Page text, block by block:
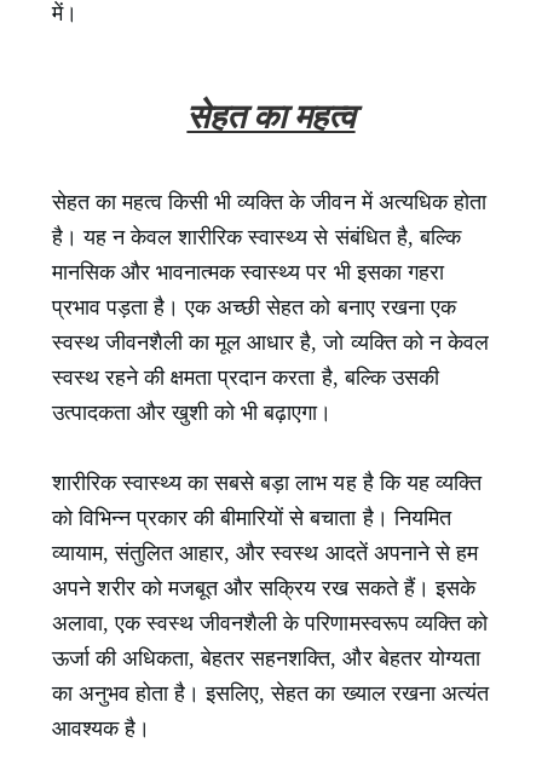
में।
सेहत का महत्व
सेहत का महत्व किसी भी व्यक्ति के जीवन में अत्यधिक होता
है। यह न केवल शारीरिक स्वास्थ्य से संबंधित है, बल्कि
मानसिक और भावनात्मक स्वास्थ्य पर भी इसका गहरा
प्रभाव पड़ता है। एक अच्छी सेहत को बनाए रखना एक
स्वस्थ जीवनशैली का मूल आधार है, जो व्यक्ति को न केवल
स्वस्थ रहने की क्षमता प्रदान करता है, बल्कि उसकी
उत्पादकता और खुशी को भी बढ़ाएगा।
शारीरिक स्वास्थ्य का सबसे बड़ा लाभ यह है कि यह व्यक्ति
को विभिन्न प्रकार की बीमारियों से बचाता है। नियमित
व्यायाम, संतुलित आहार, और स्वस्थ आदतें अपनाने से हम
अपने शरीर को मजबूत और सक्रिय रख सकते हैं। इसके
अलावा, एक स्वस्थ जीवनशैली के परिणामस्वरूप व्यक्ति को
ऊर्जा की अधिकता, बेहतर सहनशक्ति, और बेहतर योग्यता
का अनुभव होता है। इसलिए, सेहत का ख्याल रखना अत्यंत
आवश्यक है।